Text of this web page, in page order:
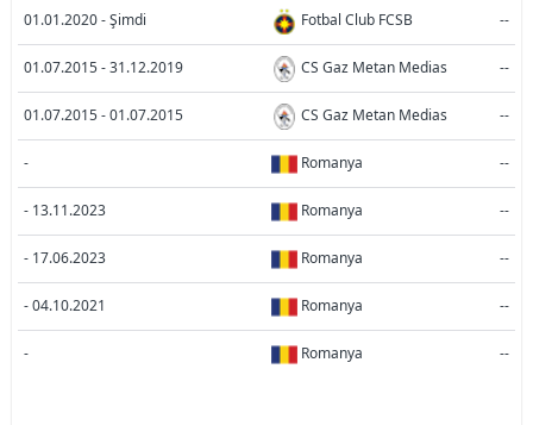
01.01.2020 - Şimdi Fotbal Club FCSB --
01.07.2015 - 31.12.2019 CS Gaz Metan Medias --
01.07.2015 - 01.07.2015 CS Gaz Metan Medias --
- Romanya --
- 13.11.2023 Romanya --
- 17.06.2023 Romanya --
- 04.10.2021 Romanya --
- Romanya --